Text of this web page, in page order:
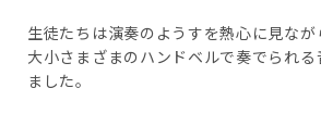
生徒たちは演奏のようすを熱心に見なが
大小さまざまのハンドベルで奏でられ
ました。